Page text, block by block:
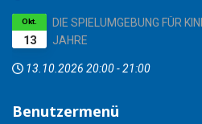
13
Okt.
DIE SPIELUMGEBUNG FÜR
JAHRE
13.10.2026 20:00-21:00
Benutzermenü